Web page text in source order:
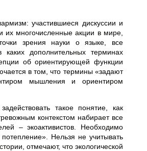
участившиеся дискуссии и
их многочисленные акции в мире,
зрения науки о языке, все
каких дополнительных терминах
об ориентирующей функции
в том, что термины «задают
мышления и ориентиром
такое понятие, как
контекстом набирает все
– экоактивистов. Необходимо
Нельзя не учитывать
отмечают, что экологической